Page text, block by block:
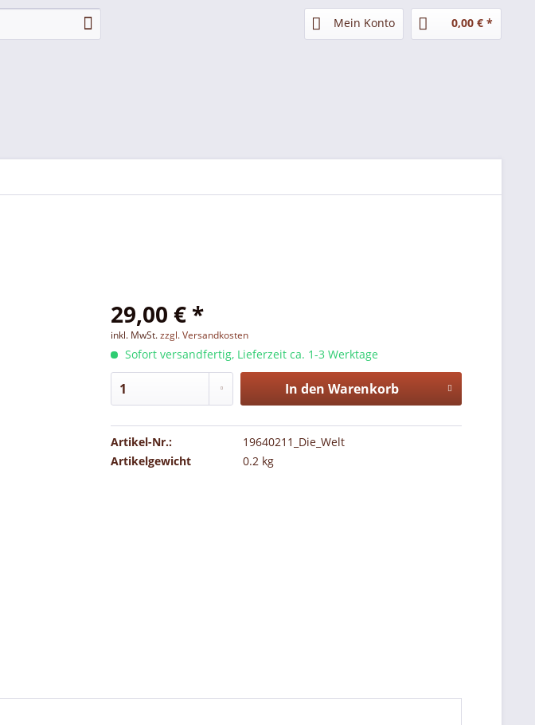
Mein Konto 0,00 € *
29,00 € *
inkl. MwSt.zzgl. Versandkosten
Sofort versandfertig, Lieferzeit ca. 1-3 Werktage
In den Warenkorb
Artikel-Nr.:
19640211_Die_Welt
Artikelgewicht
0.2 kg